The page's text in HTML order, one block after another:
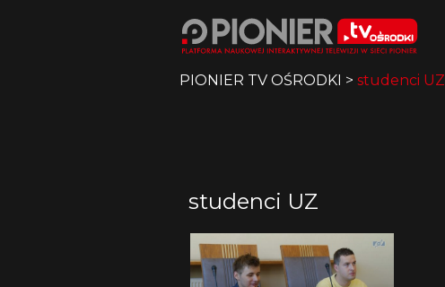
PIONIER TV OŚRODKI > studenci UZ
studenci UZ